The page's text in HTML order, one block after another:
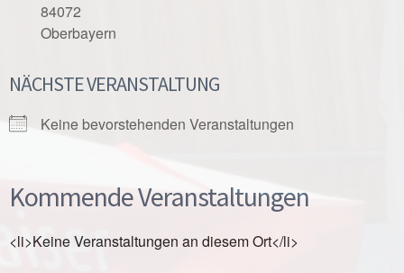
84072
Oberbayern
NÄCHSTE VERANSTALTUNG
Keine bevorstehenden Veranstaltungen
Kommende Veranstaltungen
<li>Keine Veranstaltungen an diesem Ort</li>